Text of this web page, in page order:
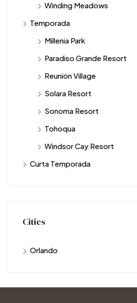
Winding Meadows
Temporada
Millenia Park
Paradiso Grande Resort
Reunion Village
Solara Resort
Sonoma Resort
Tohoqua
Windsor Cay Resort
Curta Temporada
Cities
Orlando